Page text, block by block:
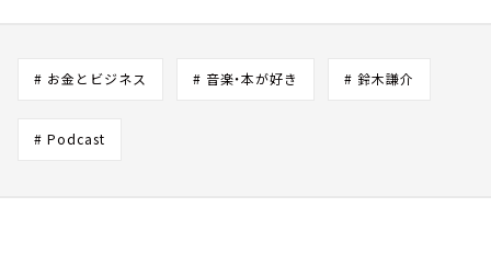
# お金とビジネス # 音楽・本が好き # 鈴木謙介
# Podcast